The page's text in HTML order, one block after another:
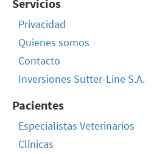
Servicios
Privacidad
Quienes somos
Contacto
Inversiones Sutter-Line S.A.
Pacientes
Especialistas Veterinarios
Clínicas